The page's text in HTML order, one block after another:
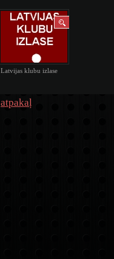
Latvijas klubu izlase
atpakaļ